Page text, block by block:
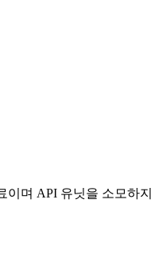
이며 API 유닛을 소모하